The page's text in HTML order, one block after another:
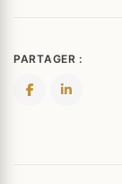
PARTAGER :